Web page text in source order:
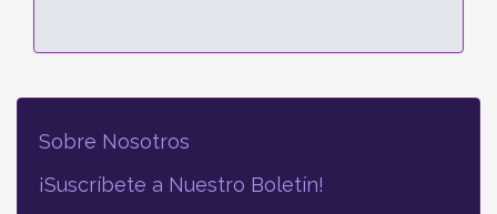
Sobre Nosotros
¡Suscríbete a Nuestro Boletín!